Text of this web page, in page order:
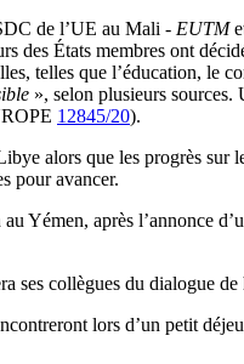
de l’UE au Mali - EUTM
des États membres ont
telles que l’éducation, le
», selon plusieurs sources.
12845/20).
alors que les progrès
pour avancer.
Yémen, après l’annonce
ses collègues du dialogue
lors d’un petit